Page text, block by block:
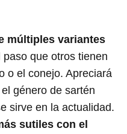
múltiples variantes
que otros tienen
o el conejo. Apreciará
género de sartén
sirve en la actualidad.
sutiles con el